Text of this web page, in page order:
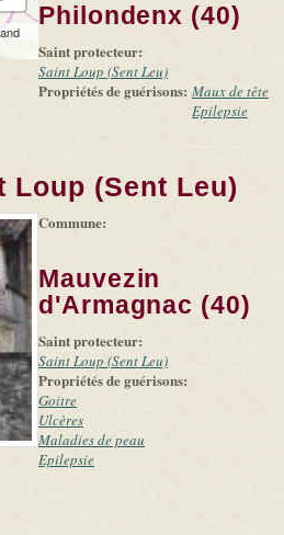
Philondenx (40)
Saint protecteur:
Saint Loup (Sent Leu)
Propriétés de guérisons: Maux de tête
Epilepsie
Loup (Sent Leu)
-
Leaflet (link is
|
Tiles
(link is
external)
Microsoft
and
suppliers
Commune:
Mauvezin
d'Armagnac (40)
Saint protecteur:
Saint Loup (Sent Leu)
Propriétés de guérisons:
Goitre
Ulcères
Maladies de peau
Epilepsie